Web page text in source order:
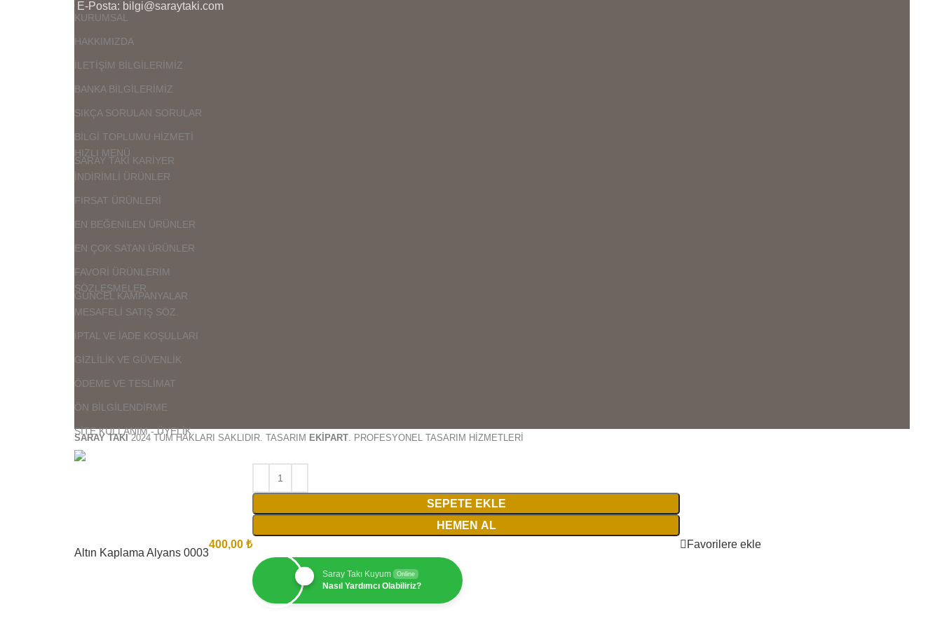
E-Posta: bilgi@saraytaki.com
KURUMSAL
HAKKIMIZDA
İLETİŞİM BİLGİLERİMİZ
BANKA BİLGİLERİMİZ
SIKÇA SORULAN SORULAR
BİLGİ TOPLUMU HİZMETİ
SARAY TAKI KARİYER
HIZLI MENÜ
İNDİRİMLİ ÜRÜNLER
FIRSAT ÜRÜNLERİ
EN BEĞENİLEN ÜRÜNLER
EN ÇOK SATAN ÜRÜNLER
FAVORİ ÜRÜNLERİM
GÜNCEL KAMPANYALAR
SÖZLEŞMELER
MESAFELİ SATIŞ SÖZ.
İPTAL VE İADE KOŞULLARI
GİZLİLİK VE GÜVENLİK
ÖDEME VE TESLİMAT
ÖN BİLGİLENDİRME
SİTE KULLANIM - ÜYELİK
SARAY TAKI 2024 TÜM HAKLARI SAKLIDIR. TASARIM EKİPART. PROFESYONEL TASARIM HİZMETLERİ
Altın Kaplama Alyans 0003
400,00 ₺
SEPETE EKLE
HEMEN AL
Saray Takı Kuyum Online
Nasıl Yardımcı Olabiliriz?
Favorilere ekle